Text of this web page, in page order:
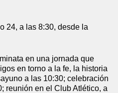
24, a las 8:30, desde la
en una jornada que
en torno a la fe, la historia
a las 10:30; celebración
reunión en el Club Atlético, a